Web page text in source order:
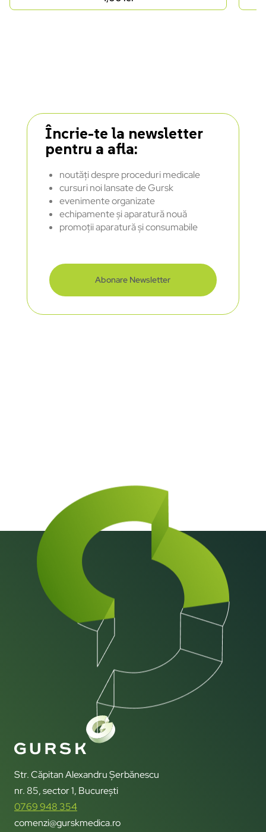
Încrie-te la newsletter
pentru a afla:
noutăți despre proceduri medicale
cursuri noi lansate de Gursk
evenimente organizate
echipamente și aparatură nouă
promoții aparatură și consumabile
Abonare Newsletter
Str. Căpitan Alexandru Șerbănescu
nr. 85, sector 1, București
0769 948 354
comenzi@gurskmedica.ro